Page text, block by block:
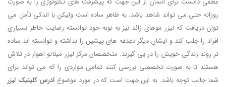
روزانه حتی می تواند شاهد باشد. به ظاهر ساده است ولیکن با اندکی تأمل می
توان دریافت که لیزر موهای زائد نیز به نوبه خود توانسته رضایت خاطر بسیاری
افراد را جلب کند و ایشان دیگر دغدغه های پیشین را نداشته و توانسته اند ساده
تر روند زندگی خویش را در پی گیرند. متخصصان مرکز لیزر میلانو اهواز در تلاش
هستند تا به صورت تخصصی بررسی کنند تمامی مواردی را که می تواند برای
شما جالب توجه باشد. به این جهت است که در مورد موضوعآدرس کلینیک لیزر